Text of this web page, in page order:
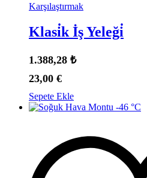
Karşılaştırmak
Klasi̇k İş Yeleği̇
1.388,28 ₺
23,00 €
Sepete Ekle